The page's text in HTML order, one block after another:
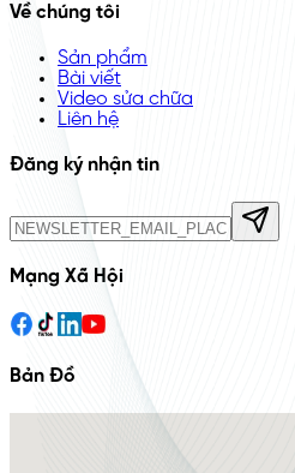
Về chúng tôi
Sản phẩm
Bài viết
Video sửa chữa
Liên hệ
Đăng ký nhận tin
Mạng Xã Hội
Bản Đồ